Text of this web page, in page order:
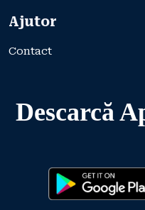
Ajutor
Contact
Descarcă